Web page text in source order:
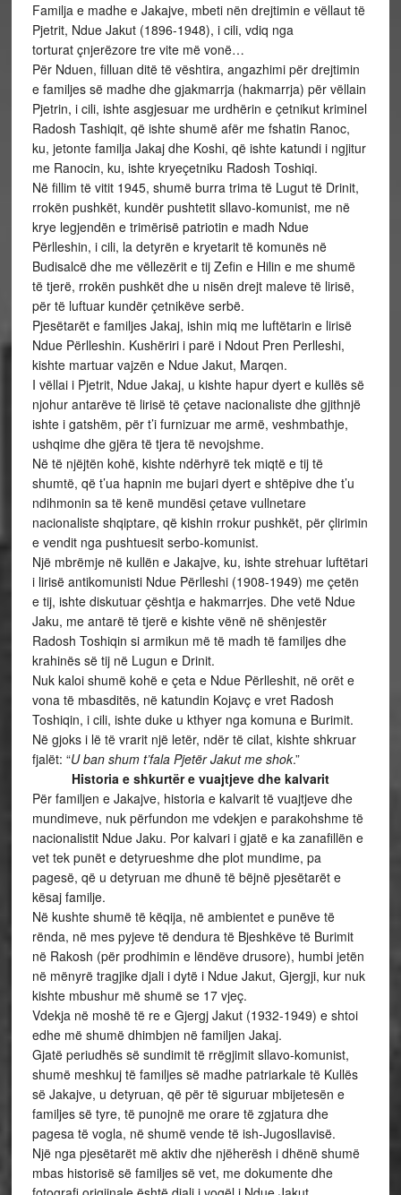
Familja e madhe e Jakajve, mbeti nën drejtimin e vëllaut të
Pjetrit, Ndue Jakut (1896-1948), i cili, vdiq nga
torturat çnjerëzore tre vite më vonë…
Për Nduen, filluan ditë të vështira, angazhimi për drejtimin
e familjes së madhe dhe gjakmarrja (hakmarrja) për vëllain
Pjetrin, i cili, ishte asgjesuar me urdhërin e çetnikut kriminel
Radosh Tashiqit, që ishte shumë afër me fshatin Ranoc,
ku, jetonte familja Jakaj dhe Koshi, që ishte katundi i ngjitur
me Ranocin, ku, ishte kryeçetniku Radosh Toshiqi.
Në fillim të vitit 1945, shumë burra trima të Lugut të Drinit,
rrokën pushkët, kundër pushtetit sllavo-komunist, me në
krye legjendën e trimërisë patriotin e madh Ndue
Përlleshin, i cili, la detyrën e kryetarit të komunës në
Budisalcë dhe me vëllezërit e tij Zefin e Hilin e me shumë
të tjerë, rrokën pushkët dhe u nisën drejt maleve të lirisë,
për të luftuar kundër çetnikëve serbë.
Pjesëtarët e familjes Jakaj, ishin miq me luftëtarin e lirisë
Ndue Përlleshin. Kushëriri i parë i Ndout Pren Perlleshi,
kishte martuar vajzën e Ndue Jakut, Marqen.
I vëllai i Pjetrit, Ndue Jakaj, u kishte hapur dyert e kullës së
njohur antarëve të lirisë të çetave nacionaliste dhe gjithnjë
ishte i gatshëm, për t’i furnizuar me armë, veshmbathje,
ushqime dhe gjëra të tjera të nevojshme.
Në të njëjtën kohë, kishte ndërhyrë tek miqtë e tij të
shumtë, që t’ua hapnin me bujari dyert e shtëpive dhe t’u
ndihmonin sa të kenë mundësi çetave vullnetare
nacionaliste shqiptare, që kishin rrokur pushkët, për çlirimin
e vendit nga pushtuesit serbo-komunist.
Një mbrëmje në kullën e Jakajve, ku, ishte strehuar luftëtari
i lirisë antikomunisti Ndue Përlleshi (1908-1949) me çetën
e tij, ishte diskutuar çështja e hakmarrjes. Dhe vetë Ndue
Jaku, me antarë të tjerë e kishte vënë në shënjestër
Radosh Toshiqin si armikun më të madh të familjes dhe
krahinës së tij në Lugun e Drinit.
Nuk kaloi shumë kohë e çeta e Ndue Përlleshit, në orët e
vona të mbasditës, në katundin Kojavç e vret Radosh
Toshiqin, i cili, ishte duke u kthyer nga komuna e Burimit.
Në gjoks i lë të vrarit një letër, ndër të cilat, kishte shkruar
fjalët: “U ban shum t’fala Pjetër Jakut me shok.”
Historia e shkurtër e vuajtjeve dhe kalvarit
Për familjen e Jakajve, historia e kalvarit të vuajtjeve dhe
mundimeve, nuk përfundon me vdekjen e parakohshme të
nacionalistit Ndue Jaku. Por kalvari i gjatë e ka zanafillën e
vet tek punët e detyrueshme dhe plot mundime, pa
pagesë, që u detyruan me dhunë të bëjnë pjesëtarët e
kësaj familje.
Në kushte shumë të këqija, në ambientet e punëve të
rënda, në mes pyjeve të dendura të Bjeshkëve të Burimit
në Rakosh (për prodhimin e lëndëve drusore), humbi jetën
në mënyrë tragjike djali i dytë i Ndue Jakut, Gjergji, kur nuk
kishte mbushur më shumë se 17 vjeç.
Vdekja në moshë të re e Gjergj Jakut (1932-1949) e shtoi
edhe më shumë dhimbjen në familjen Jakaj.
Gjatë periudhës së sundimit të rrëgjimit sllavo-komunist,
shumë meshkuj të familjes së madhe patriarkale të Kullës
së Jakajve, u detyruan, që për të siguruar mbijetesën e
familjes së tyre, të punojnë me orare të zgjatura dhe
pagesa të vogla, në shumë vende të ish-Jugosllavisë.
Një nga pjesëtarët më aktiv dhe njëherësh i dhënë shumë
mbas historisë së familjes së vet, me dokumente dhe